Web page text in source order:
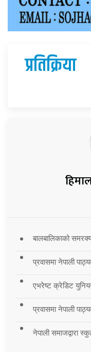
प्रतिक्रिया
बालबालिकाको
प्रवासमा नेपाली
एभरेष्ट क्रेडिट
प्रवासमा नेपाली
नेपाली समाजद्वारा